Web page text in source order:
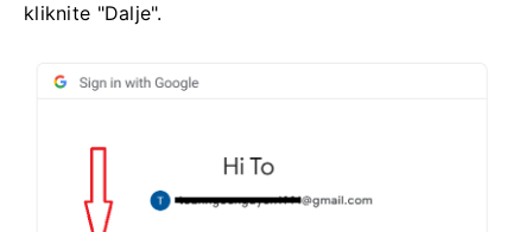
kliknite "Dalje".